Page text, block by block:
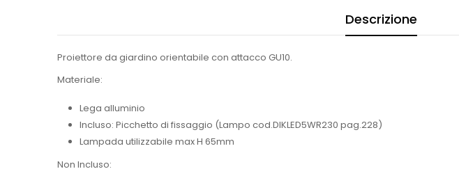
Descrizione
Proiettore da giardino orientabile con attacco GU10.
Materiale:
Lega alluminio
Incluso: Picchetto di fissaggio (Lampo cod.DIKLED5WR230 pag.228)
Lampada utilizzabile max H 65mm
Non Incluso: